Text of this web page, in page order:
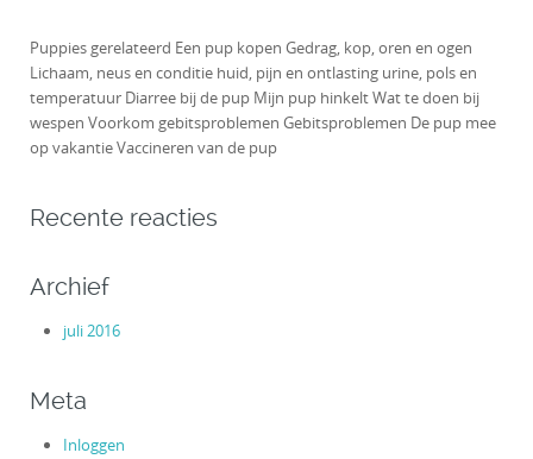
Puppies gerelateerd Een pup kopen Gedrag, kop, oren en ogen
Lichaam, neus en conditie huid, pijn en ontlasting urine, pols en
temperatuur Diarree bij de pup Mijn pup hinkelt Wat te doen bij
wespen Voorkom gebitsproblemen Gebitsproblemen De pup mee
op vakantie Vaccineren van de pup
Recente reacties
Archief
juli 2016
Meta
Inloggen